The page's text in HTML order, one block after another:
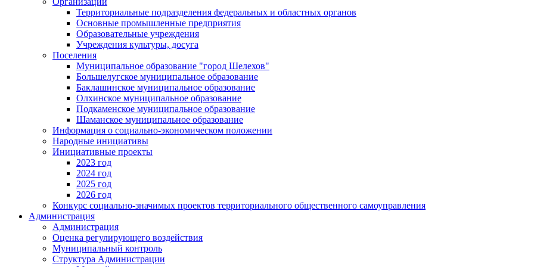
Территориальные подразделения федеральных и областных органов
Основные промышленные предприятия
Образовательные учреждения
Учреждения культуры, досуга
Поселения
Муниципальное образование "город Шелехов"
Большелугское муниципальное образование
Баклашинское муниципальное образование
Олхинское муниципальное образование
Подкаменское муниципальное образование
Шаманское муниципальное образование
Информация о социально-экономическом положении
Народные инициативы
Инициативные проекты
2023 год
2024 год
2025 год
2026 год
Конкурс социально-значимых проектов территориального общественного самоуправления
Администрация
Администрация
Оценка регулирующего воздействия
Муниципальный контроль
Структура Администрации